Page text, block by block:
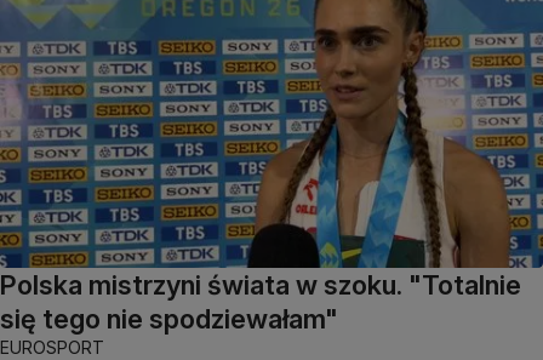
Polska mistrzyni świata w szoku. "Totalnie
się tego nie spodziewałam"
EUROSPORT